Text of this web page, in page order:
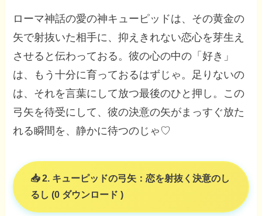
ローマ神話の愛の神キューピッドは、その黄金の
矢で射抜いた相手に、抑えきれない恋心を芽生え
させると伝わっておる。彼の心の中の「好き」
は、もう十分に育っておるはずじゃ。足りないの
は、それを言葉にして放つ最後のひと押し。この
弓矢を待受にして、彼の決意の矢がまっすぐ放た
れる瞬間を、静かに待つのじゃ♡
2. キューピッドの弓矢：恋を射抜く決意のし
るし (0 ダウンロード )